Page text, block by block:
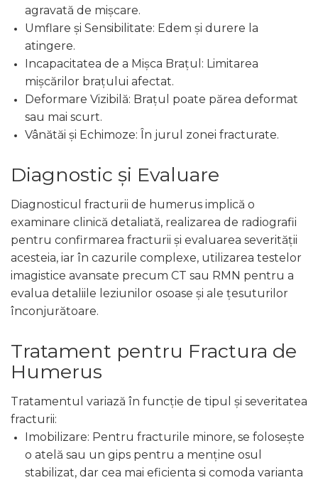
agravată de mișcare.
Umflare și Sensibilitate: Edem și durere la
atingere.
Incapacitatea de a Mișca Brațul: Limitarea
mișcărilor brațului afectat.
Deformare Vizibilă: Brațul poate părea deformat
sau mai scurt.
Vânătăi și Echimoze: În jurul zonei fracturate.
Diagnostic și Evaluare
Diagnosticul fracturii de humerus implică o
examinare clinică detaliată, realizarea de radiografii
pentru confirmarea fracturii și evaluarea severității
acesteia, iar în cazurile complexe, utilizarea testelor
imagistice avansate precum CT sau RMN pentru a
evalua detaliile leziunilor osoase și ale țesuturilor
înconjurătoare.
Tratament pentru Fractura de
Humerus
Tratamentul variază în funcție de tipul și severitatea
fracturii:
Imobilizare: Pentru fracturile minore, se folosește
o atelă sau un gips pentru a menține osul
stabilizat, dar cea mai eficienta si comoda varianta